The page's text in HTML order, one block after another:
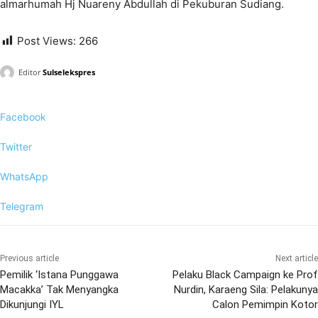
almarhumah Hj Nuareny Abdullah di Pekuburan Sudiang.
Post Views: 266
Editor Sulselekspres
Facebook
Twitter
WhatsApp
Telegram
Previous article
Pemilik ‘Istana Punggawa
Macakka’ Tak Menyangka
Dikunjungi IYL
Next article
Pelaku Black Campaign ke Prof
Nurdin, Karaeng Sila: Pelakunya
Calon Pemimpin Kotor